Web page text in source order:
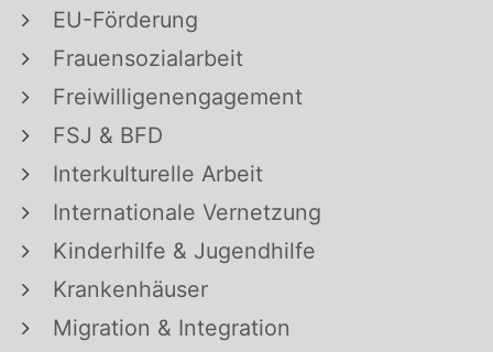
EU-Förderung
Frauensozialarbeit
Freiwilligenengagement
FSJ & BFD
Interkulturelle Arbeit
Internationale Vernetzung
Kinderhilfe & Jugendhilfe
Krankenhäuser
Migration & Integration